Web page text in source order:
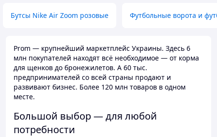
Бутсы Nike Air Zoom розовые Футбольные ворота и
Prom — крупнейший маркетплейс Украины. Здесь 6
млн покупателей находят всё необходимое — от корма
для щенков до бронежилетов. А 60 тыс.
предпринимателей со всей страны продают и
развивают бизнес. Более 120 млн товаров в одном
месте.
Большой выбор — для любой
потребности